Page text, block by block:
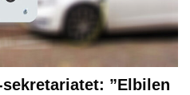
”Elbilen